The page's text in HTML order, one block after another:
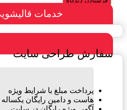
خدمات
سفارش طراحی سایت
پرداخت مبلغ با شرایط ویژه
هاست و دامین رایگان یکساله